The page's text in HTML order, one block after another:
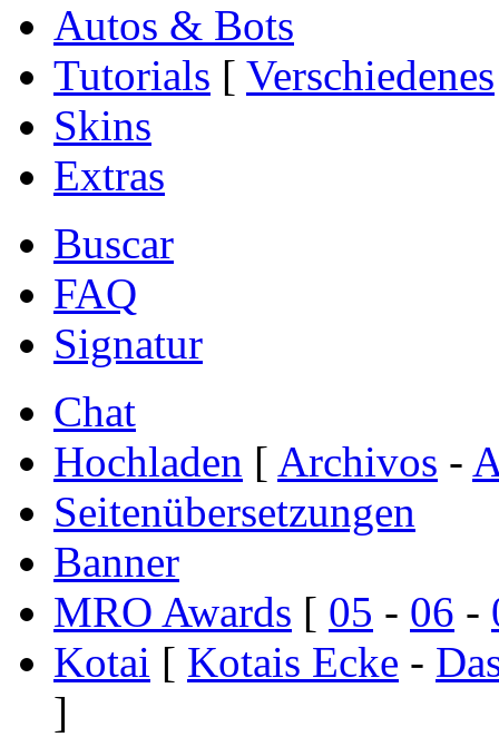
Autos & Bots
Tutorials [ Verschiedenes
Skins
Extras
Buscar
FAQ
Signatur
Chat
Hochladen [ Archivos -
Seitenübersetzungen
Banner
MRO Awards [ 05 - 06 -
Kotai [ Kotais Ecke -
]